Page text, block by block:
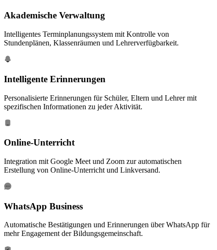
Akademische Verwaltung
Intelligentes Terminplanungssystem mit Kontrolle von
Stundenplänen, Klassenräumen und Lehrerverfügbarkeit.
Intelligente Erinnerungen
Personalisierte Erinnerungen für Schüler, Eltern und Lehrer mit
spezifischen Informationen zu jeder Aktivität.
Online-Unterricht
Integration mit Google Meet und Zoom zur automatischen
Erstellung von Online-Unterricht und Linkversand.
WhatsApp Business
Automatische Bestätigungen und Erinnerungen über WhatsApp für
mehr Engagement der Bildungsgemeinschaft.